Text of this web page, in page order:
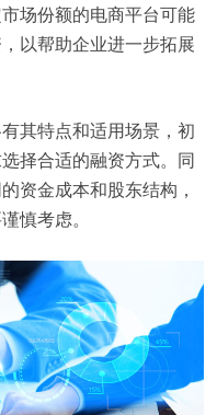
场份额的电商平台可能
以帮助企业进一步拓展
其特点和适用场景，初
择合适的融资方式。同
资金成本和股东结构，
慎考虑。